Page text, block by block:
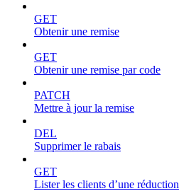
GET
Obtenir une remise
GET
Obtenir une remise par code
PATCH
Mettre à jour la remise
DEL
Supprimer le rabais
GET
Lister les clients d’une réduction